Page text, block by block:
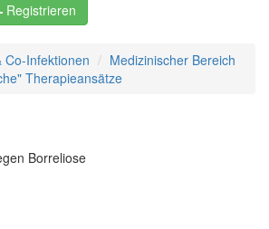
Registrieren
Co-Infektionen
Medizinischer Bereich
Therapieansätze
Borreliose